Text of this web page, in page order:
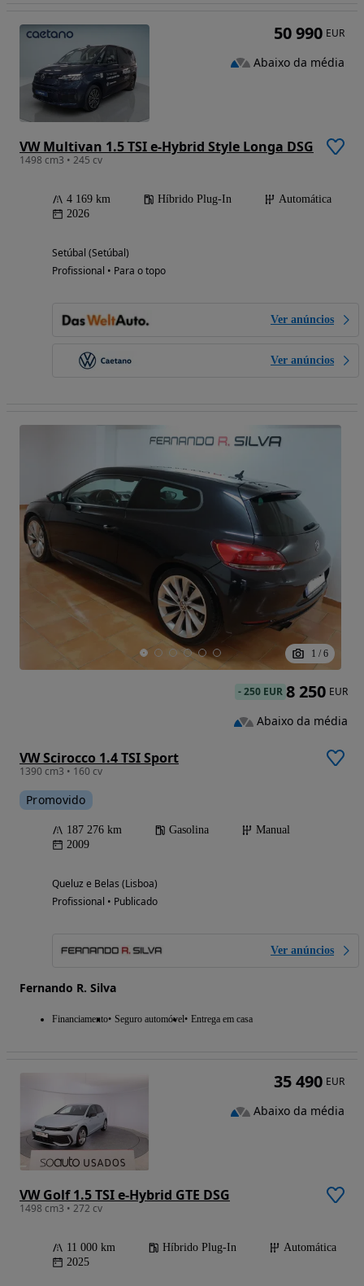
VW Multivan 1.5 TSI e-Hybrid Style Longa DSG
1498 cm3 • 245 cv
4 169 km Híbrido Plug-In
Automática
2026
Setúbal (Setúbal)
Profissional • Para o topo
Ver anúncios
Ver anúncios
50 990 EUR
Abaixo da média
1 / 6
VW Scirocco 1.4 TSI Sport
1390 cm3 • 160 cv
Promovido
187 276 km Gasolina
Manual
2009
Queluz e Belas (Lisboa)
Profissional • Publicado
Ver anúncios
Fernando R. Silva
Financiamento Seguro automóvel Entrega em casa
-250 EUR 8 250 EUR
Abaixo da média
VW Golf 1.5 TSI e-Hybrid GTE DSG
1498 cm3 • 272 cv
11 000 km Híbrido Plug-In
Automática
2025
35 490 EUR
Abaixo da média